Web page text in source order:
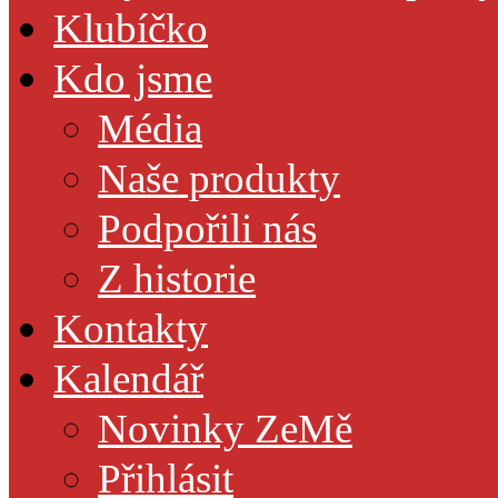
Klubíčko
Kdo jsme
Média
Naše produkty
Podpořili nás
Z historie
Kontakty
Kalendář
Novinky ZeMě
Přihlásit